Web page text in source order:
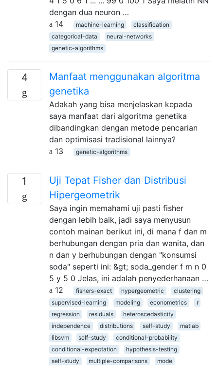
dengan dua neuron …
14
machine-learning
classification
categorical-data
neural-networks
genetic-algorithms
4
Manfaat menggunakan algoritma
genetika
Adakah yang bisa menjelaskan kepada
saya manfaat dari algoritma genetika
dibandingkan dengan metode pencarian
dan optimisasi tradisional lainnya?
13
genetic-algorithms
1
Uji Tepat Fisher dan Distribusi
Hipergeometrik
Saya ingin memahami uji pasti fisher
dengan lebih baik, jadi saya menyusun
contoh mainan berikut ini, di mana f dan m
berhubungan dengan pria dan wanita, dan
n dan y berhubungan dengan "konsumsi
soda" seperti ini: &gt; soda_gender f m n 0
5 y 5 0 Jelas, ini adalah penyederhanaan …
12
fishers-exact hypergeometric
clustering
supervised-learning
modeling econometrics
r
regression
residuals
heteroscedasticity
independence
distributions self-study
matlab
libsvm
self-study
conditional-probability
conditional-expectation
hypothesis-testing
self-study
multiple-comparisons
mode